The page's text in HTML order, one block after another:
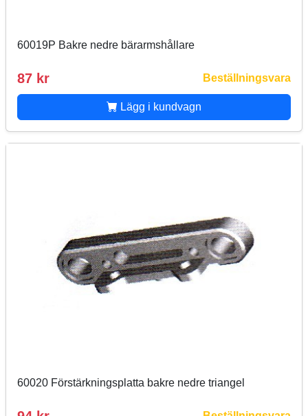
60019P Bakre nedre bärarmshållare
87 kr Beställningsvara
Lägg i kundvagn
60020 Förstärkningsplatta bakre nedre triangel